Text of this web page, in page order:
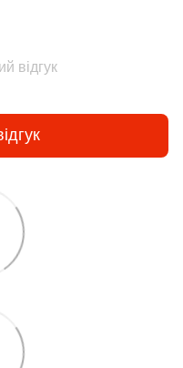
відгук